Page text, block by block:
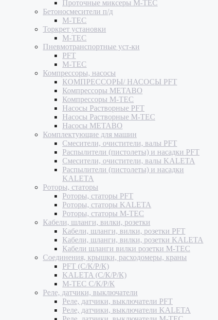
Проточные миксеры M-TEC
Бетоносмесители п/д
M-TEC
Торкрет установки
M-TEC
Пневмотранспортные уст-ки
PFT
M-TEC
Компрессоры, насосы
КОМПРЕССОРЫ/ НАСОСЫ PFT
Компрессоры METABO
Компрессоры M-TEC
Насосы Растворные PFT
Насосы Растворные M-TEC
Насосы METABO
Комплектующие для машин
Смесители, очистители, валы PFT
Распылители (пистолеты) и насадки PFT
Смесители, очистители, валы KALETA
Распылители (пистолеты) и насадки
KALETA
Роторы, статоры
Роторы, статоры PFT
Роторы, статоры KALETA
Роторы, статоры M-TEC
Кабели, шланги, вилки, розетки
Кабели, шланги, вилки, розетки PFT
Кабели, шланги, вилки, розетки KALETA
Кабели шланги вилки розетки M-TEC
Соединения, крышки, расходомеры, краны
PFT (С/К/Р/К)
KALETA (С/К/Р/К)
M-TEC С/К/Р/К
Реле, датчики, выключатели
Реле, датчики, выключатели PFT
Реле, датчики, выключатели KALETA